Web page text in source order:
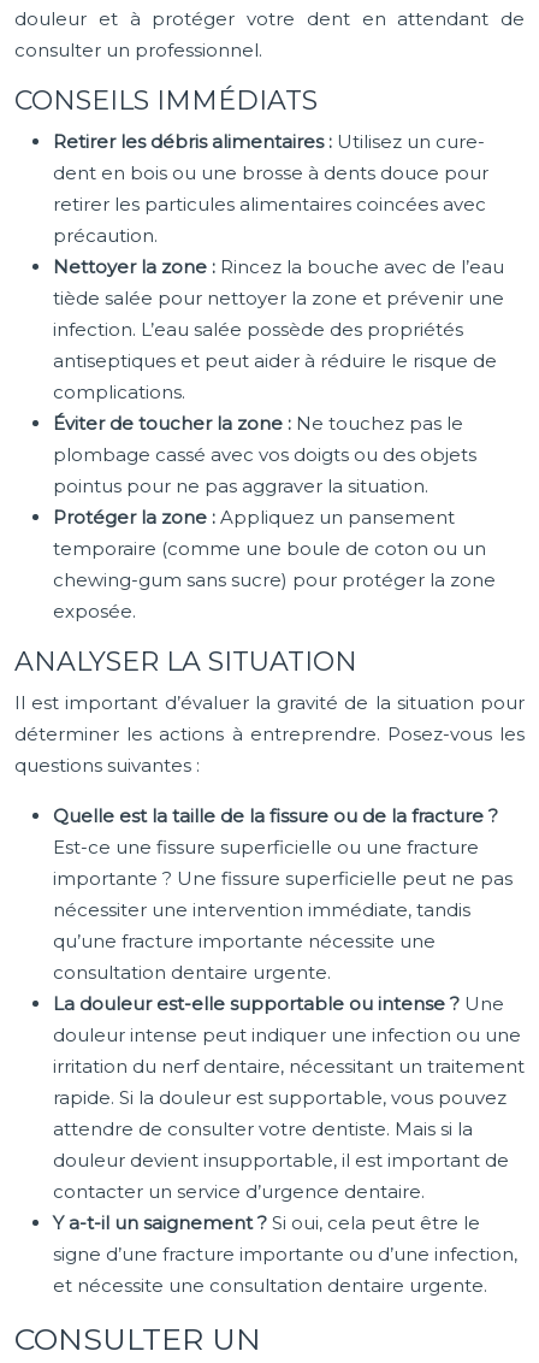
douleur et à protéger votre dent en attendant de
consulter un professionnel.
CONSEILS IMMÉDIATS
Retirer les débris alimentaires : Utilisez un cure-
dent en bois ou une brosse à dents douce pour
retirer les particules alimentaires coincées avec
précaution.
Nettoyer la zone : Rincez la bouche avec de l’eau
tiède salée pour nettoyer la zone et prévenir une
infection. L’eau salée possède des propriétés
antiseptiques et peut aider à réduire le risque de
complications.
Éviter de toucher la zone : Ne touchez pas le
plombage cassé avec vos doigts ou des objets
pointus pour ne pas aggraver la situation.
Protéger la zone : Appliquez un pansement
temporaire (comme une boule de coton ou un
chewing-gum sans sucre) pour protéger la zone
exposée.
ANALYSER LA SITUATION
Il est important d’évaluer la gravité de la situation pour
déterminer les actions à entreprendre. Posez-vous les
questions suivantes :
Quelle est la taille de la fissure ou de la fracture ?
Est-ce une fissure superficielle ou une fracture
importante ? Une fissure superficielle peut ne pas
nécessiter une intervention immédiate, tandis
qu’une fracture importante nécessite une
consultation dentaire urgente.
La douleur est-elle supportable ou intense ? Une
douleur intense peut indiquer une infection ou une
irritation du nerf dentaire, nécessitant un traitement
rapide. Si la douleur est supportable, vous pouvez
attendre de consulter votre dentiste. Mais si la
douleur devient insupportable, il est important de
contacter un service d’urgence dentaire.
Y a-t-il un saignement ? Si oui, cela peut être le
signe d’une fracture importante ou d’une infection,
et nécessite une consultation dentaire urgente.
CONSULTER UN